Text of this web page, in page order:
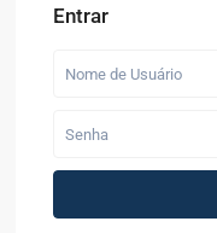
Entrar